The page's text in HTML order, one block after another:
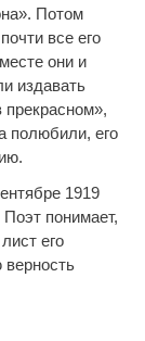
Потом
все его
они и
издавать
полюбили, его
1919
понимает,
его
верность